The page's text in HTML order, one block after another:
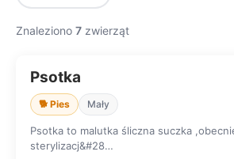
Znaleziono 7 zwierząt
SZUKA DOMU
Psotka
🐕 Pies Mały
Psotka to malutka śliczna suczka
sterylizacj&#28…